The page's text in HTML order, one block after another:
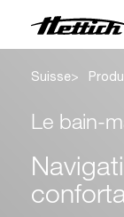
Produits
Marques
Centre
Suisse
Le bain-